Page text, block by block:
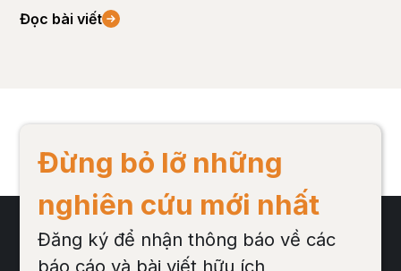
Đọc bài viết
Đừng bỏ lỡ những
nghiên cứu mới nhất
Đăng ký để nhận thông báo về các
báo cáo và bài viết hữu ích